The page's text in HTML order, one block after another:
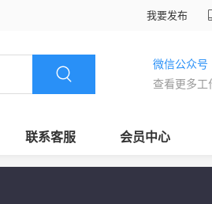
我要发布
微信公众号
查看更多工
联系客服 会员中心